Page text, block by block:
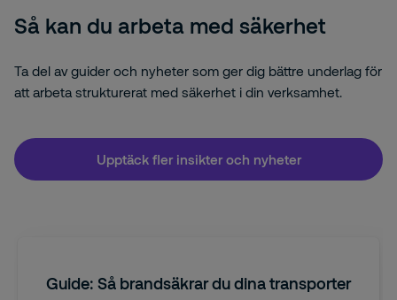
Så kan du arbeta med säkerhet
Ta del av guider och nyheter som ger dig bättre underlag för
att arbeta strukturerat med säkerhet i din verksamhet.
Upptäck fler insikter och nyheter
Guide: Så brandsäkrar du dina transporter